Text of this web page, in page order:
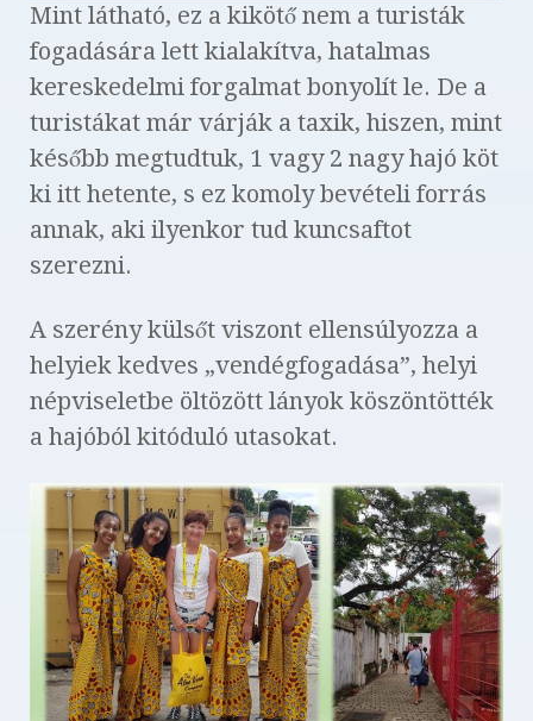
Mint látható, ez a kikötő nem a turisták
fogadására lett kialakítva, hatalmas
kereskedelmi forgalmat bonyolít le. De a
turistákat már várják a taxik, hiszen, mint
később megtudtuk, 1 vagy 2 nagy hajó köt
ki itt hetente, s ez komoly bevételi forrás
annak, aki ilyenkor tud kuncsaftot
szerezni.
A szerény külsőt viszont ellensúlyozza a
helyiek kedves „vendégfogadása”, helyi
népviseletbe öltözött lányok köszöntötték
a hajóból kitóduló utasokat.